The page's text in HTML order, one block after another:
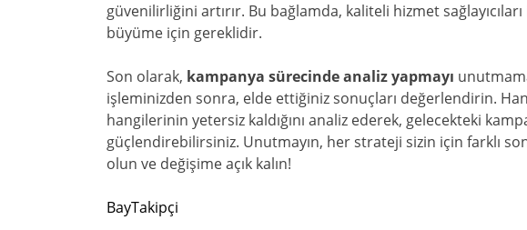
güvenilirliğini artırır. Bu bağlamda, kaliteli hizmet
büyüme için gereklidir.
Son olarak, kampanya sürecinde analiz yapmayı
işleminizden sonra, elde ettiğiniz sonuçları değerlendirin.
hangilerinin yetersiz kaldığını analiz ederek, gelecekteki
güçlendirebilirsiniz. Unutmayın, her strateji sizin için farklı
olun ve değişime açık kalın!
BayTakipçi